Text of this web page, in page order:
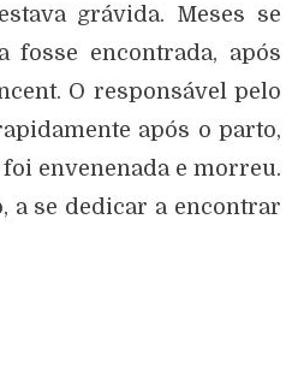
grávida. Meses se
fosse encontrada, após
O responsável pelo
após o parto,
envenenada e morreu.
a se dedicar a encontrar